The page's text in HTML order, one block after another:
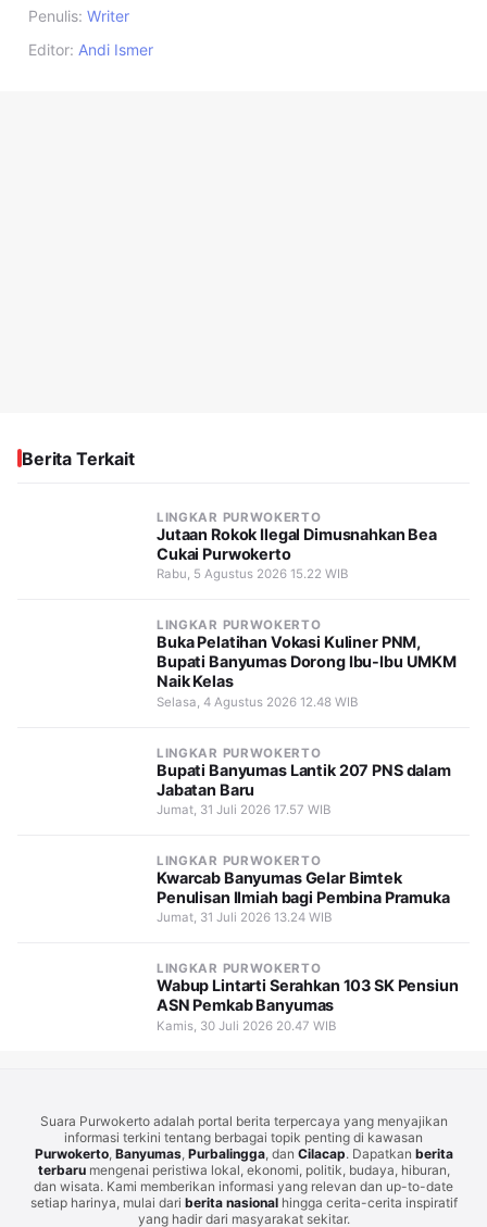
Penulis: Writer
Editor: Andi Ismer
Berita Terkait
LINGKAR PURWOKERTO
Jutaan Rokok Ilegal Dimusnahkan Bea
Cukai Purwokerto
Rabu, 5 Agustus 2026 15.22 WIB
LINGKAR PURWOKERTO
Buka Pelatihan Vokasi Kuliner PNM,
Bupati Banyumas Dorong Ibu-Ibu UMKM
Naik Kelas
Selasa, 4 Agustus 2026 12.48 WIB
LINGKAR PURWOKERTO
Bupati Banyumas Lantik 207 PNS dalam
Jabatan Baru
Jumat, 31 Juli 2026 17.57 WIB
LINGKAR PURWOKERTO
Kwarcab Banyumas Gelar Bimtek
Penulisan Ilmiah bagi Pembina Pramuka
Jumat, 31 Juli 2026 13.24 WIB
LINGKAR PURWOKERTO
Wabup Lintarti Serahkan 103 SK Pensiun
ASN Pemkab Banyumas
Kamis, 30 Juli 2026 20.47 WIB
Suara Purwokerto adalah portal berita terpercaya yang menyajikan
informasi terkini tentang berbagai topik penting di kawasan
Purwokerto, Banyumas, Purbalingga, dan Cilacap. Dapatkan berita
terbarumengenai peristiwa lokal, ekonomi, politik, budaya, hiburan,
dan wisata. Kami memberikan informasi yang relevan dan up-to-date
setiap harinya, mulai dari berita nasionalhingga cerita-cerita inspiratif
yang hadir dari masyarakat sekitar.